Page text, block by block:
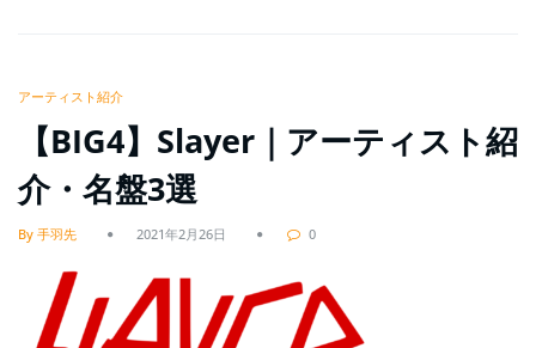
アーティスト紹介
【BIG4】Slayer｜アーティスト紹
介・名盤3選
By 手羽先 2021年2月26日 0